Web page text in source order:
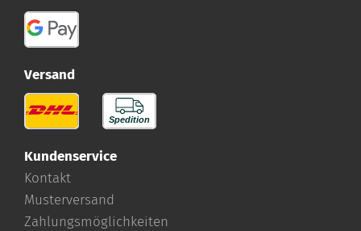
Versand
Kundenservice
Kontakt
Musterversand
Zahlungsmöglichkeiten